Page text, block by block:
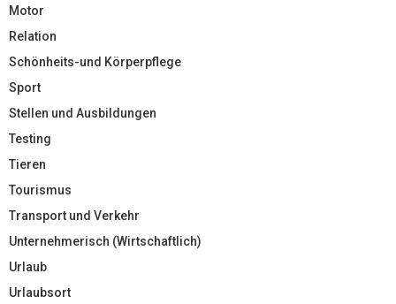
Motor
Relation
Schönheits-und Körperpflege
Sport
Stellen und Ausbildungen
Testing
Tieren
Tourismus
Transport und Verkehr
Unternehmerisch (Wirtschaftlich)
Urlaub
Urlaubsort